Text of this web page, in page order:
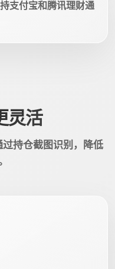
支付宝和腾讯理财通
灵活
持仓截图识别，降低